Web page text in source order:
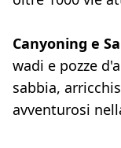
Canyoning e
wadi e pozze
sabbia,
avventurosi